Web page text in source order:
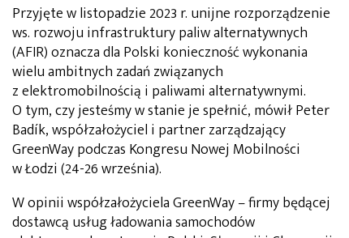
Przyjęte w listopadzie 2023 r. unijne rozporządzenie
ws. rozwoju infrastruktury paliw alternatywnych
(AFIR) oznacza dla Polski konieczność wykonania
wielu ambitnych zadań związanych
z elektromobilnością i paliwami alternatywnymi.
O tym, czy jesteśmy w stanie je spełnić, mówił Peter
Badík, współzałożyciel i partner zarządzający
GreenWay podczas Kongresu Nowej Mobilności
w Łodzi (24-26 września).
W opinii współzałożyciela GreenWay – firmy będącej
dostawcą usług ładowania samochodów